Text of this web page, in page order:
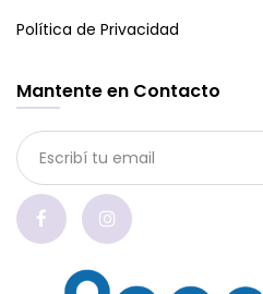
Política de Privacidad
Mantente en Contacto